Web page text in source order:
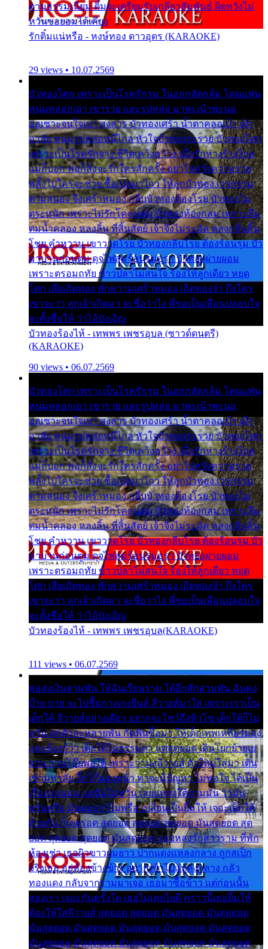
ตามธรรมเนียม ติ๋มจะเตรียมรับเกลียวสัมพันธ์ ผิดหวังไม่
หวั่นขอยอมได้เคียง
รักติ๋มแน่หรือ - หงษ์ทอง ดาวอุดร (KARAOKE)
29 views • 10.07.2569
บัวทองโศก เพราะเป็นโรครักรุม ในอกกลัดกลุ้ม โดนแฟน
หนุ่มหลอกเอา เขารวย และรูปหล่อ มาพะเน้าพะนอ
ออเซาะจนใจเบา สงสาร บัวทองเศร้า น้ำตาคลอเบ้า เฝ้า
อาลัย หนุ่มรูปหล่อหนีไกล หัวใจบัวทองระรวย บัวทองโศก
เพราะเป็นโรครักจาง ชีวิตเคว้งคว้าง เมื่อรักห่างร้างไกล
แม่ก็บอก พ่อก็สั่งจะรักใครสักครั้ง อย่าไปหวังความรวย
พลั้งไปใครจะช่วย ซื้อเปลมาไกว ให้ลูกบัวทอง เวรกรรม
ตามสนอง จึงเศร้าหมอง กลีบบัวทองต้องโรย บัวทองไม่
ตระหนัก เพราะไม่รักโคลนตม บัวทองท้องกลม เพราะลืม
ตมน้ำคลอง หลงลิ้น ที่สิ้นสัตย์ เจ้าจึงไม่ระมัด หลงกลิ่นลิ้น
โชย คำหวาน เขาวาดโรย บัวทองกลีบโรย ต้องร้อนรุม บัว
มาบานก่อนตูม ดุจไฟสุมร้อนรุมอุรา บัวทองผ่ายผอม
เพราะตรอมฤทัย ข้าวปลาไม่สนใจ ร้องไห้ลูกเดียว หยุด
โศก เสียเถิดทอง พักความเศร้าหมอง เถิดทองจ๋า ถึงใคร
เขาจะว่า ลูกเจ้าเกิดมา จะชื่อว่าไง พี่ขอเป็นเพื่อนปลอบใจ
จะตั้งชื่อให้ ว่าไอ้บังเอิญ
บัวทองร้องไห้ - เทพพร เพชรอุบล (ซาวด์ดนตรี)
(KARAOKE)
90 views • 06.07.2569
บัวทองโศก เพราะเป็นโรครักรุม ในอกกลัดกลุ้ม โดนแฟน
หนุ่มหลอกเอา เขารวย และรูปหล่อ มาพะเน้าพะนอ
ออเซาะจนใจเบา สงสาร บัวทองเศร้า น้ำตาคลอเบ้า เฝ้า
อาลัย หนุ่มรูปหล่อหนีไกล หัวใจบัวทองระรวย บัวทองโศก
เพราะเป็นโรครักจาง ชีวิตเคว้งคว้าง เมื่อรักห่างร้างไกล
แม่ก็บอก พ่อก็สั่งจะรักใครสักครั้ง อย่าไปหวังความรวย
พลั้งไปใครจะช่วย ซื้อเปลมาไกว ให้ลูกบัวทอง เวรกรรม
ตามสนอง จึงเศร้าหมอง กลีบบัวทองต้องโรย บัวทองไม่
ตระหนัก เพราะไม่รักโคลนตม บัวทองท้องกลม เพราะลืม
ตมน้ำคลอง หลงลิ้น ที่สิ้นสัตย์ เจ้าจึงไม่ระมัด หลงกลิ่นลิ้น
โชย คำหวาน เขาวาดโรย บัวทองกลีบโรย ต้องร้อนรุม บัว
มาบานก่อนตูม ดุจไฟสุมร้อนรุมอุรา บัวทองผ่ายผอม
เพราะตรอมฤทัย ข้าวปลาไม่สนใจ ร้องไห้ลูกเดียว หยุด
โศก เสียเถิดทอง พักความเศร้าหมอง เถิดทองจ๋า ถึงใคร
เขาจะว่า ลูกเจ้าเกิดมา จะชื่อว่าไง พี่ขอเป็นเพื่อนปลอบใจ
จะตั้งชื่อให้ ว่าไอ้บังเอิญ
บัวทองร้องไห้ - เทพพร เพชรอุบล(KARAOKE)
111 views • 06.07.2569
พ่อส่งเงินสามพัน ให้ฉันเรียนราม ได้อีกสักสามพัน ฉันคง
บ๊าย บาย จะไปซื้อกางเกงยีนส์ ลีวายส์มาใส่ เพราะเราเป็น
เด็กใต้ ลีวายส์อย่างเดียว อยากจะโชว์ถึงหิวโซ เด็กใต้ก็ไม่
หวั่น ตกตัวละหลายพัน กัดฟันซื้อมา ให้เด็กเทพเหลียวมอง
และต้องรู้ว่า เด็กใต้ไม่ธรรมดา แต่สุดยอด เดินโยกย้ายเย
ยวน กวนโอ๊ยพอได้ เพราะว่านุ่งลีวายส์ ตัวใหม่ใส่มา เดิน
เข้ามหาลัย จิ๊กโก๊มองหน้า ท่าจะมีปัญหา ไม่พอใจ ได้เป็น
เรื่องแน่นอน แต่ฉันไม่หวั่น เลยแหลงใต้ถามมัน ว่ามัน
พรั่นพรือ มันตอบว่าไม่พรื่อ เปลี่ยนเป็นยิ้มให้ เจอะเด็กใต้
ด้วยกัน ก็เลยรอด สุดยอด สุดยอด สุดยอด มันสุดยอด สุด
ยอด สุดยอด สุดยอด มันสุดยอด แอบหลงรักสาวราม ที่พัก
ห้องเช่า เธอผิวขาวผมยาว ปากแดงแหลงกลาง ถูกสเป็ก
จริงเธอ อยู่ห้องข้างข้าง อยากเข้าไปแหลงกลาง กลัว
ทองแดง กลับจากรามมาเจอ เธอมาซื้อข้าว แต่ก่อนนั้น
สองเรา เจอะกันครั้งใด เธอไม่เคยไยดี คราวนี้เธอยิ้มให้
ต้องให้ใส่ลีวายส์ สุดยอด สุดยอด มันสุดยอด มันสุดยอด
มันสุดยอด มันสุดยอด มันสุดยอด มันสุดยอด มันสุดยอด
มันสุดยอด มันสุดยอด มันสุดยอด มันสุดยอด มันสุดยอด